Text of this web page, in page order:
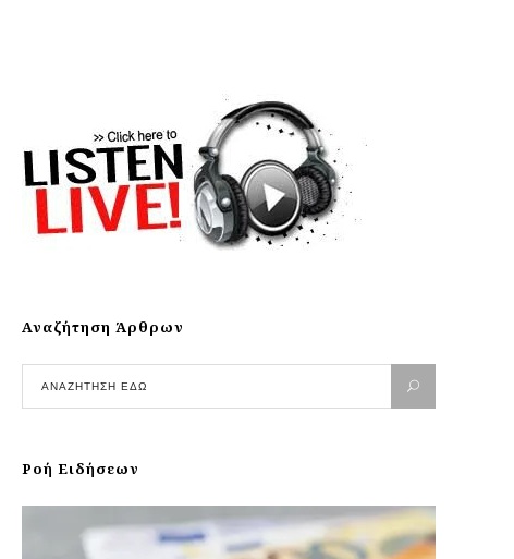
Αναζήτηση Άρθρων
Ροή Ειδήσεων